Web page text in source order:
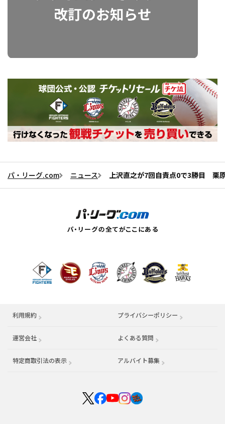
パ・リーグ.com ニュース 上沢直之が7回自責点0で3勝目 栗
利用規約 プライバシーポリシー
運営会社 （別ウィンドウで開く） よくある質問
特定商取引法の表示 アルバイト募集 （別ウィンドウで開く